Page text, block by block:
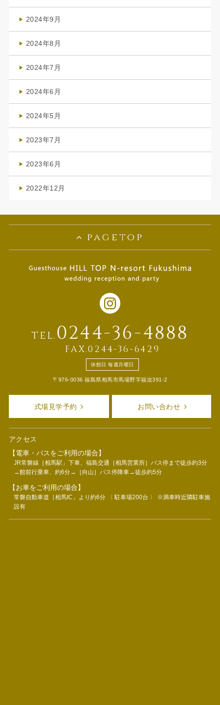
2024年9月
2024年8月
2024年7月
2024年6月
2024年5月
2023年7月
2023年6月
2022年12月
pagetop
TEL. 0244-36-4888
FAX.0244-36-6429
休館日 毎週月曜日
〒976-0036 福島県相馬市馬場野字福迫391-2
式場見学予約 お問い合わせ
アクセス
【電車・バスをご利用の場合】
JR常磐線［相馬駅」下車、福島交通［相馬営業所］バス停まで徒歩約3分
→館前行乗車、約6分→［向山］バス停降車→徒歩約5分
【お車をご利用の場合】
常磐自動車道［相馬IC」より約6分 〈 駐車場200台 〉 ※満車時近隣駐車施
設有